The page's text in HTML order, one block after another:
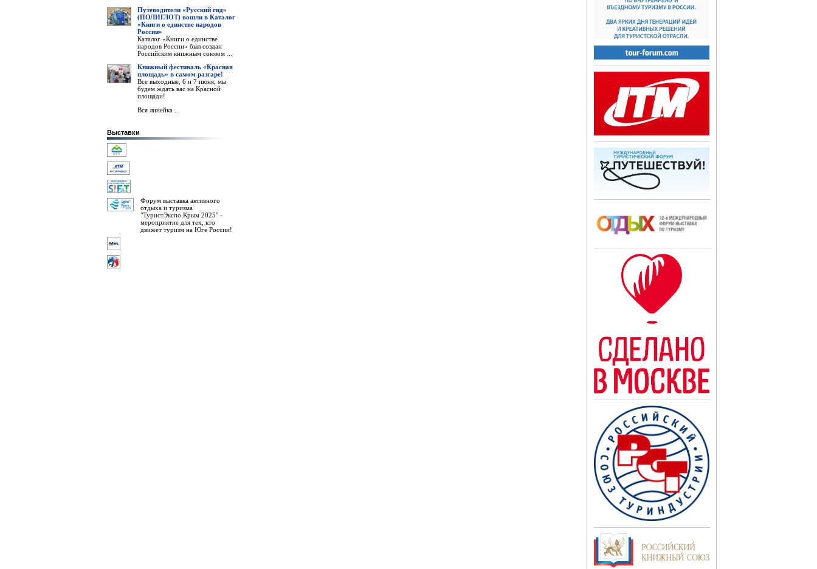
Путеводители «Русский гид»
(ПОЛИГЛОТ) вошли в Каталог
«Книги о единстве народов
России»
Каталог «Книги о единстве
народов России» был создан
Российским книжным союзом ...
Книжный фестиваль «Красная
площадь» в самом разгаре!
Все выходные, 6 и 7 июня, мы
будем ждать вас на Красной
площади!
Вся линейка ...
Выставки
Форум выставка активного
отдыха и туризма
"ТуристЭкспо.Крым 2025" -
мероприятие для тех, кто
движет туризм на Юге России!